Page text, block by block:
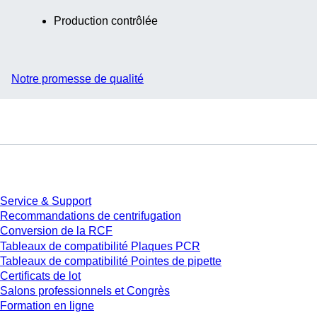
Production contrôlée
Notre promesse de qualité
Service & Support
Recommandations de centrifugation
Conversion de la RCF
Tableaux de compatibilité Plaques PCR
Tableaux de compatibilité Pointes de pipette
Certificats de lot
Salons professionnels et Congrès
Formation en ligne